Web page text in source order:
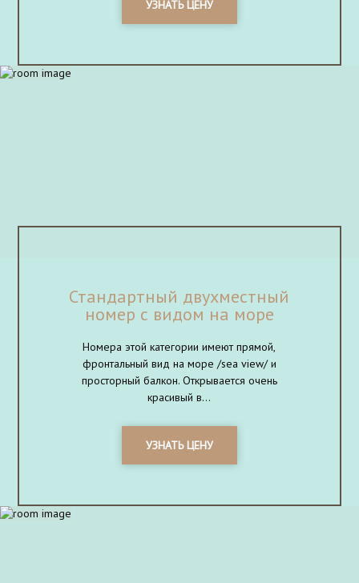
УЗНАТЬ ЦЕНУ
Стандартный двухместный
номер с видом на море
Номера этой категории имеют прямой,
фронтальный вид на море /sea view/ и
просторный балкон. Открывается очень
красивый в...
УЗНАТЬ ЦЕНУ